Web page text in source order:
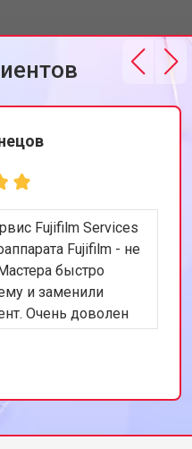
Fujifilm Services
Fujifilm - не
быстро
и заменили
Очень доволен
Рекомендую